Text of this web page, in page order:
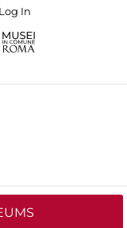
Log In